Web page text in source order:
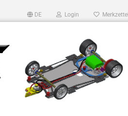
DE Login Merkzettel